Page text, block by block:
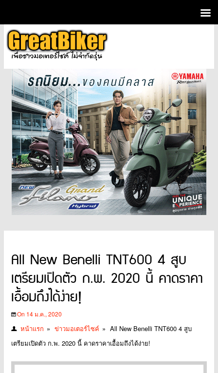
All New Benelli TNT600 4 สูบ
เตรียมเปิดตัว ก.พ. 2020 นี้ คาดราคา
เอื้อมถึงได้ง่าย!
On 14 ม.ค., 2020
หน้าแรก » ข่าวมอเตอร์ไซค์ » All New Benelli TNT600 4 สูบ
เตรียมเปิดตัว ก.พ. 2020 นี้ คาดราคาเอื้อมถึงได้ง่าย!